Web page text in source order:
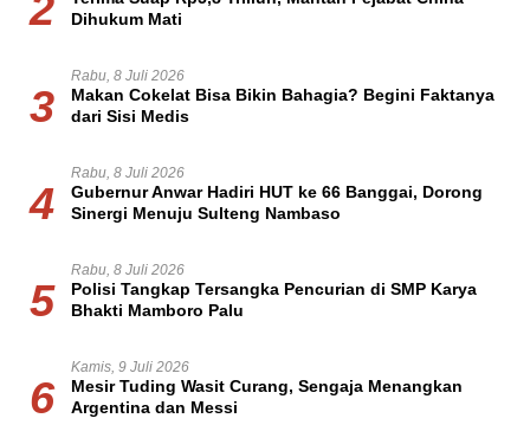
Dihukum Mati
3
Rabu, 8 Juli 2026
Makan Cokelat Bisa Bikin Bahagia? Begini Faktanya
dari Sisi Medis
4
Rabu, 8 Juli 2026
Gubernur Anwar Hadiri HUT ke 66 Banggai, Dorong
Sinergi Menuju Sulteng Nambaso
5
Rabu, 8 Juli 2026
Polisi Tangkap Tersangka Pencurian di SMP Karya
Bhakti Mamboro Palu
6
Kamis, 9 Juli 2026
Mesir Tuding Wasit Curang, Sengaja Menangkan
Argentina dan Messi